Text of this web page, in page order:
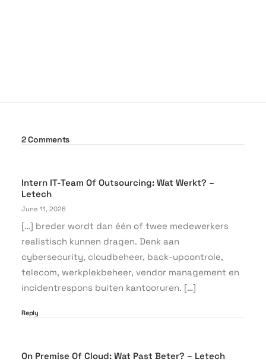
2 Comments
Intern IT-Team Of Outsourcing: Wat Werkt? –
Letech
June 11, 2026
[…] breder wordt dan één of twee medewerkers
realistisch kunnen dragen. Denk aan
cybersecurity, cloudbeheer, back-upcontrole,
telecom, werkplekbeheer, vendor management en
incidentrespons buiten kantooruren. […]
Reply
On Premise Of Cloud: Wat Past Beter? – Letech